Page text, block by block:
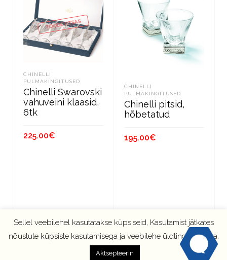
TOODE OTSAS
CHINELLI
PULMAKINGITUSED
Chinelli Swarovski
vahuveini klaasid,
6tk
225.00€
CHINELLI
PULMAKINGITUSED
Chinelli pitsid,
hõbetatud
195.00€
Sellel veebilehel kasutatakse küpsiseid, Kasutamist jätkates
nõustute küpsiste kasutamisega ja veebilehe üldtingimustega.
Aktsepteerin